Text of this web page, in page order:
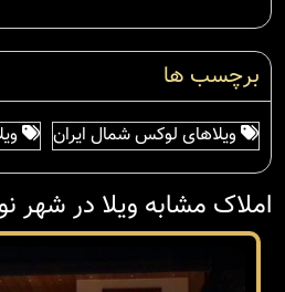
برچسب ها
ویلاهای لوکس شمال ایران
املاک مشابه ویلا در شهر